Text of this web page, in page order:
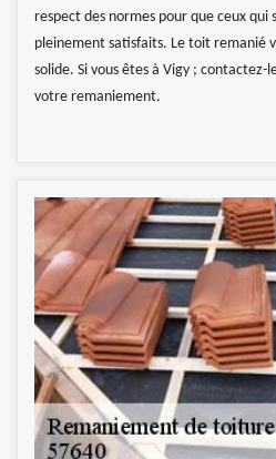
respect des normes pour que ceux qui
pleinement satisfaits. Le toit remanié
solide. Si vous êtes à Vigy ; contactez-
votre remaniement.